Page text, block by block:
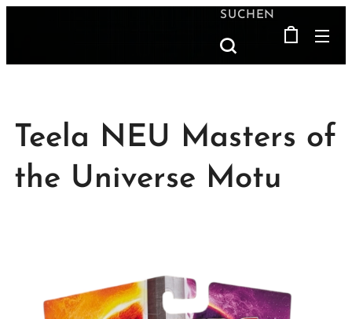
SUCHEN
Teela NEU Masters of
the Universe Motu